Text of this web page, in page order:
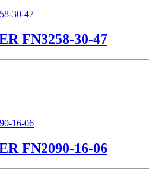
FN3258-30-47
FN2090-16-06